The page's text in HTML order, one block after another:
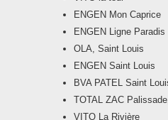
ENGEN Mon Caprice
ENGEN Ligne Paradis
OLA, Saint Louis
ENGEN Saint Louis
BVA PATEL Saint
TOTAL ZAC
VITO La Rivière